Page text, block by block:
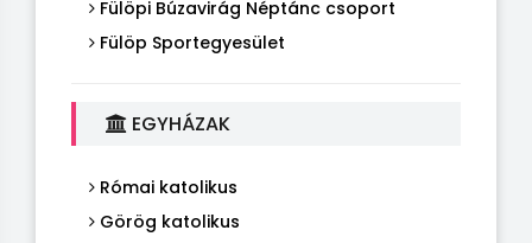
Fülöpi Búzavirág Néptánc csoport
Fülöp Sportegyesület
EGYHÁZAK
Római katolikus
Görög katolikus